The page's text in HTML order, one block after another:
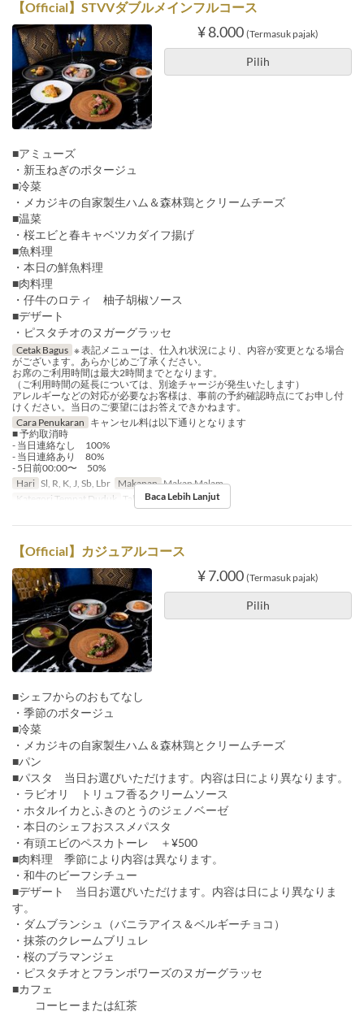
【Official】STVVダブルメインフルコース
¥ 8.000 (Termasuk pajak)
Pilih
■アミューズ
・新玉ねぎのポタージュ
■冷菜
・メカジキの自家製生ハム＆森林鶏とクリームチーズ
■温菜
・桜エビと春キャベツカダイフ揚げ
■魚料理
・本日の鮮魚料理
■肉料理
・仔牛のロティ 柚子胡椒ソース
■デザート
・ピスタチオのヌガーグラッセ
Cetak Bagus ※ 表記メニューは、仕入れ状況により、内容が変更となる場合
がございます。あらかじめご了承ください。
お席のご利用時間は最大2時間までとなります。
（ご利用時間の延長については、別途チャージが発生いたします）
アレルギーなどの対応が必要なお客様は、事前の予約確認時点にてお申し付
けください。当日のご要望にはお答えできかねます。
Cara Penukaran キャンセル料は以下通りとなります
■ 予約取消時
- 当日連絡なし 100%
- 当日連絡あり 80%
- 5日前00:00〜 50%
Hari Sl, R, K, J, Sb, Lbr Makanan Makan Malam
Kategori Tempat Duduk
Table Sofa seat
Baca Lebih Lanjut
【Official】カジュアルコース
¥ 7.000 (Termasuk pajak)
Pilih
■シェフからのおもてなし
・季節のポタージュ
■冷菜
・メカジキの自家製生ハム＆森林鶏とクリームチーズ
■パン
■パスタ 当日お選びいただけます。内容は日により異なります。
・ラビオリ トリュフ香るクリームソース
・ホタルイカとふきのとうのジェノベーゼ
・本日のシェフおススメパスタ
・有頭エビのペスカトーレ ＋¥500
■肉料理 季節により内容は異なります。
・和牛のビーフシチュー
■デザート 当日お選びいただけます。内容は日により異なりま
す。
・ダムブランシュ（バニラアイス＆ベルギーチョコ）
・抹茶のクレームブリュレ
・桜のブラマンジェ
・ピスタチオとフランボワーズのヌガーグラッセ
■カフェ
コーヒーまたは紅茶